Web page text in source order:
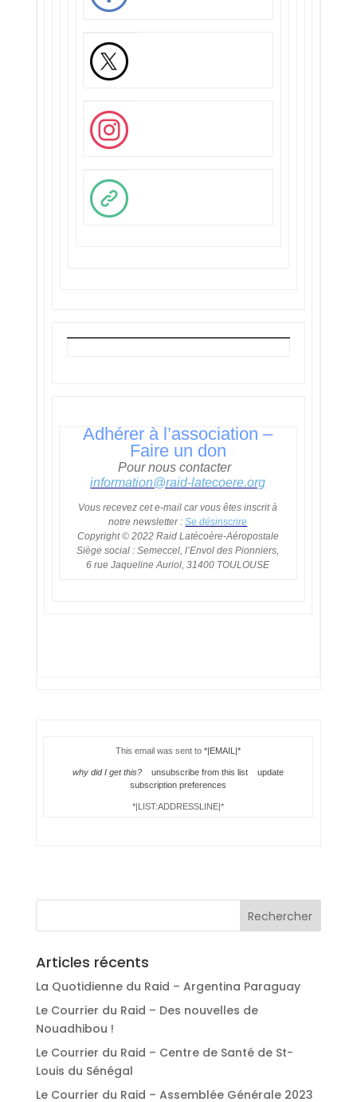
Adhérer à l’association –
Faire un don
Pour nous contacter:
information@raid-latecoere.org
Vous recevez cet e-mail car vous êtes inscrit à
notre newsletter :Se désinscrire
Copyright © 2022 Raid Latécoère-Aéropostale
Siège social : Semeccel, l’Envol des Pionniers,
6 rue Jaqueline Auriol, 31400 TOULOUSE
This email was sent to*|EMAIL|*
why did I get this? unsubscribe from this list
update
subscription preferences
*|LIST:ADDRESSLINE|*
Articles récents
La Quotidienne du Raid – Argentina Paraguay
Le Courrier du Raid – Des nouvelles de
Nouadhibou !
Le Courrier du Raid – Centre de Santé de St-
Louis du Sénégal
Le Courrier du Raid – Assemblée Générale 2023